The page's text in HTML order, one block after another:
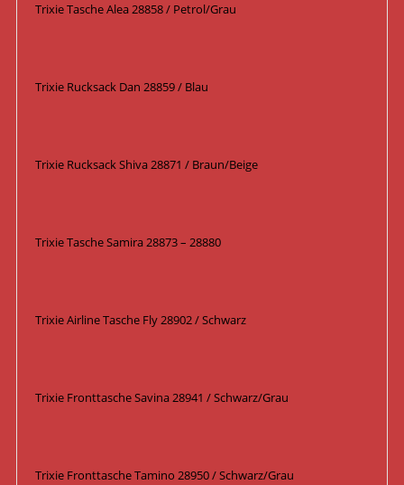
Trixie Tasche Alea 28858 / Petrol/Grau
Trixie Rucksack Dan 28859 / Blau
Trixie Rucksack Shiva 28871 / Braun/Beige
Trixie Tasche Samira 28873 – 28880
Trixie Airline Tasche Fly 28902 / Schwarz
Trixie Fronttasche Savina 28941 / Schwarz/Grau
Trixie Fronttasche Tamino 28950 / Schwarz/Grau